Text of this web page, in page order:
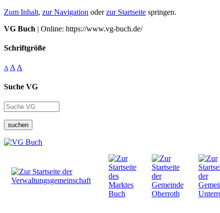
Zum Inhalt, zur Navigation oderzur Startseite springen.
VG Buch | Online: https://www.vg-buch.de/
Schriftgröße
A A A
Suche VG
suchen